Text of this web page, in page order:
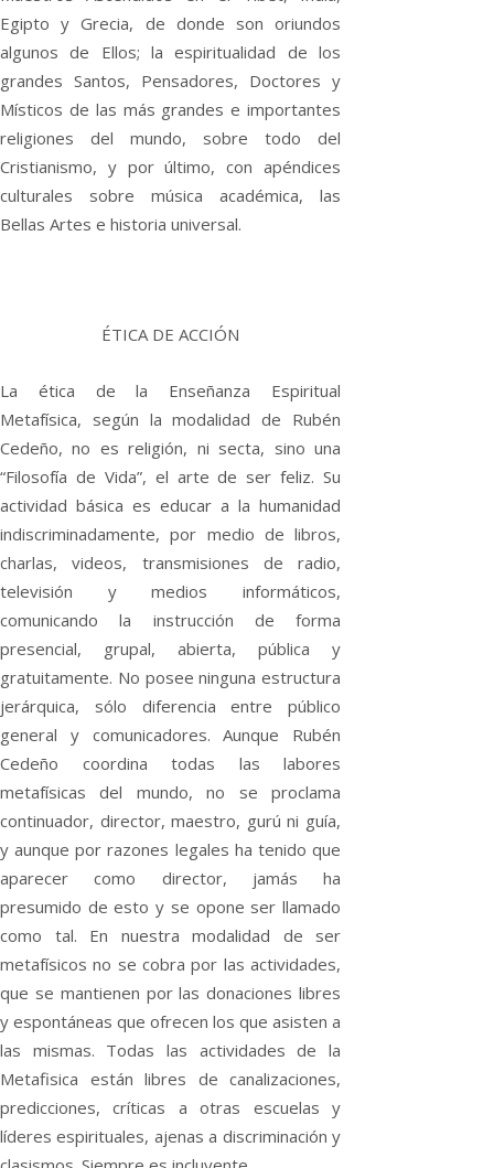
Egipto y Grecia, de donde son oriundos
algunos de Ellos; la espiritualidad de los
grandes Santos, Pensadores, Doctores y
Místicos de las más grandes e importantes
religiones del mundo, sobre todo del
Cristianismo, y por último, con apéndices
culturales sobre música académica, las
Bellas Artes e historia universal.
ÉTICA DE ACCIÓN
La ética de la Enseñanza Espiritual
Metafísica, según la modalidad de Rubén
Cedeño, no es religión, ni secta, sino una
“Filosofía de Vida”, el arte de ser feliz. Su
actividad básica es educar a la humanidad
indiscriminadamente, por medio de libros,
charlas, videos, transmisiones de radio,
televisión y medios informáticos,
comunicando la instrucción de forma
presencial, grupal, abierta, pública y
gratuitamente. No posee ninguna estructura
jerárquica, sólo diferencia entre público
general y comunicadores. Aunque Rubén
Cedeño coordina todas las labores
metafísicas del mundo, no se proclama
continuador, director, maestro, gurú ni guía,
y aunque por razones legales ha tenido que
aparecer como director, jamás ha
presumido de esto y se opone ser llamado
como tal. En nuestra modalidad de ser
metafísicos no se cobra por las actividades,
que se mantienen por las donaciones libres
y espontáneas que ofrecen los que asisten a
las mismas. Todas las actividades de la
Metafisica están libres de canalizaciones,
predicciones, críticas a otras escuelas y
líderes espirituales, ajenas a discriminación y